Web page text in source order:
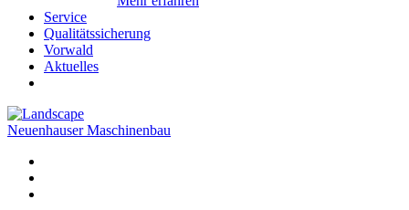
Service
Qualitätssicherung
Vorwald
Aktuelles
Neuenhauser Maschinenbau